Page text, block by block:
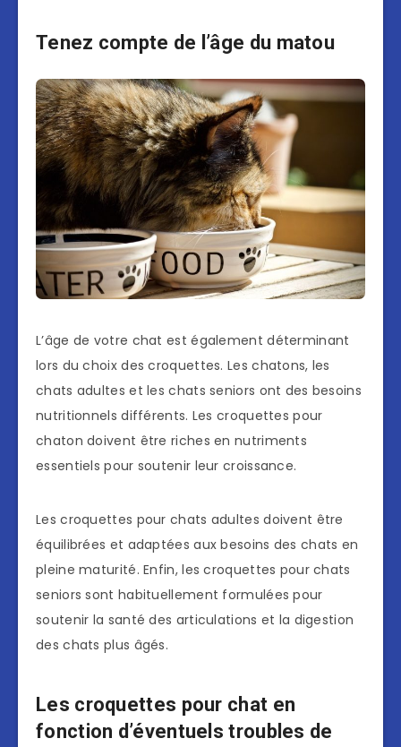
Tenez compte de l’âge du matou
L’âge de votre chat est également déterminant
lors du choix des croquettes. Les chatons, les
chats adultes et les chats seniors ont des besoins
nutritionnels différents. Les croquettes pour
chaton doivent être riches en nutriments
essentiels pour soutenir leur croissance.
Les croquettes pour chats adultes doivent être
équilibrées et adaptées aux besoins des chats en
pleine maturité. Enfin, les croquettes pour chats
seniors sont habituellement formulées pour
soutenir la santé des articulations et la digestion
des chats plus âgés.
Les croquettes pour chat en
fonction d’éventuels troubles de